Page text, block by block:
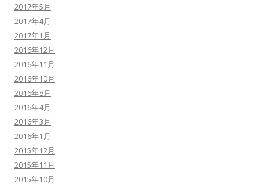
2017年5月
2017年4月
2017年1月
2016年12月
2016年11月
2016年10月
2016年8月
2016年4月
2016年3月
2016年1月
2015年12月
2015年11月
2015年10月